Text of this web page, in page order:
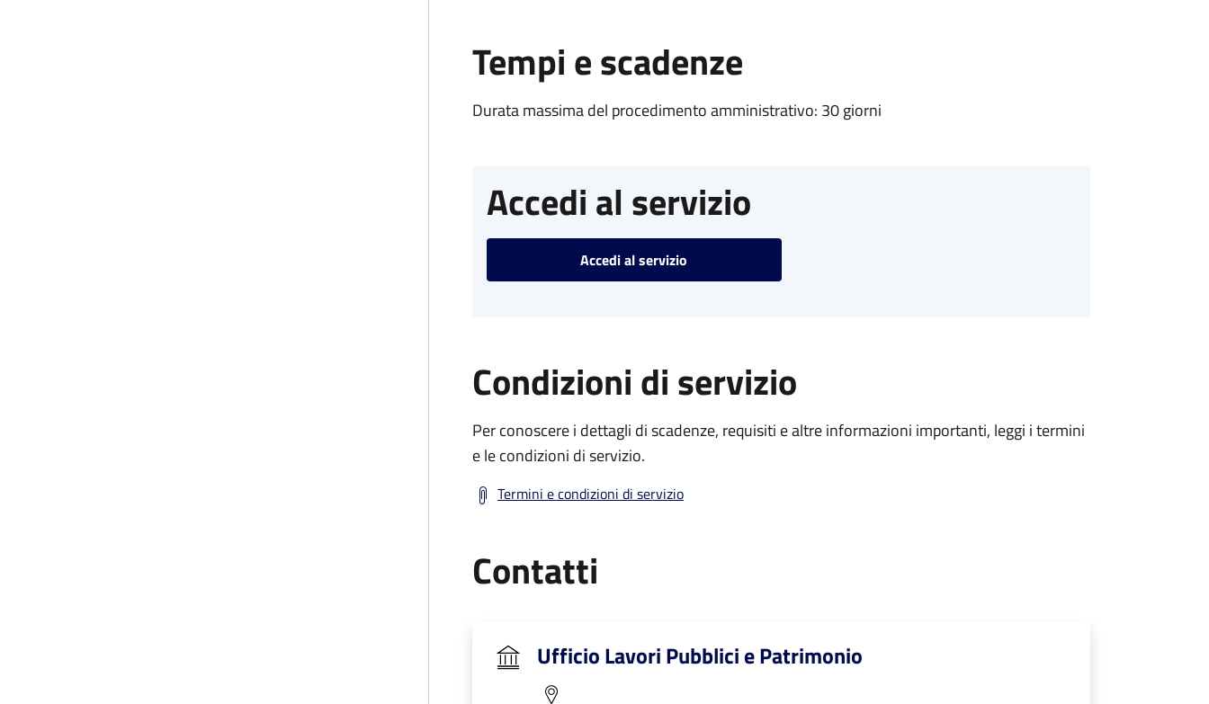
Tempi e scadenze
Durata massima del procedimento amministrativo: 30 giorni
Accedi al servizio
Accedi al servizio
Condizioni di servizio
Per conoscere i dettagli di scadenze, requisiti e altre informazioni importanti, leggi i termini
e le condizioni di servizio.
Termini e condizioni di servizio
Contatti
Ufficio Lavori Pubblici e Patrimonio